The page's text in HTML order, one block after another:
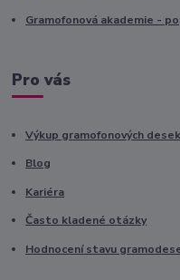
Gramofonová akademie -
Pro vás
Výkup gramofonových desek
Blog
Kariéra
Často kladené otázky
Hodnocení stavu